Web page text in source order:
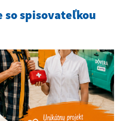
spisovateľkou